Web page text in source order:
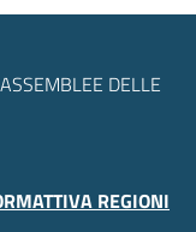
DELLE
REGIONI